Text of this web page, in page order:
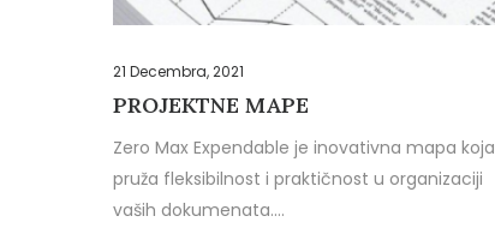
21 Decembra, 2021
PROJEKTNE MAPE
Zero Max Expendable je inovativna mapa koja
pruža fleksibilnost i praktičnost u organizaciji
vaših dokumenata.…